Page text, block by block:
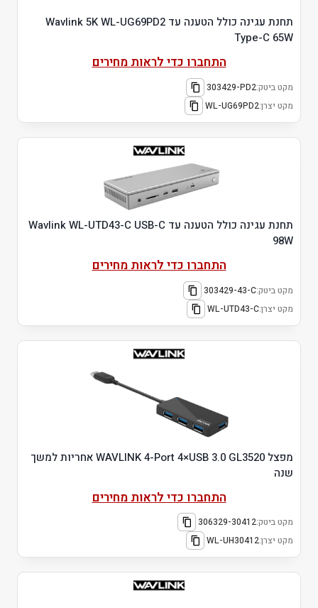
תחנת עגינה כולל הטענה עד Wavlink 5K WL-UG69PD2
Type-C 65W
התחברו כדי לראות מחירים
מקט ביטק:303429-PD2
מקט יצרן:WL-UG69PD2
תחנת עגינה כולל הטענה עד Wavlink WL-UTD43-C USB-C
98W
התחברו כדי לראות מחירים
מקט ביטק:303429-43-C
מקט יצרן:WL-UTD43-C
מפצל WAVLINK 4-Port 4×USB 3.0 GL3520 אחריות למשך
שנה
התחברו כדי לראות מחירים
מקט ביטק:306329-30412
מקט יצרן:WL-UH30412